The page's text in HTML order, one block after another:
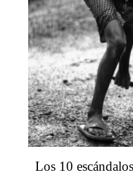
Los 10